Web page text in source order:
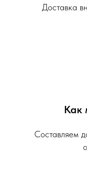
Доставка
Как
Составляем